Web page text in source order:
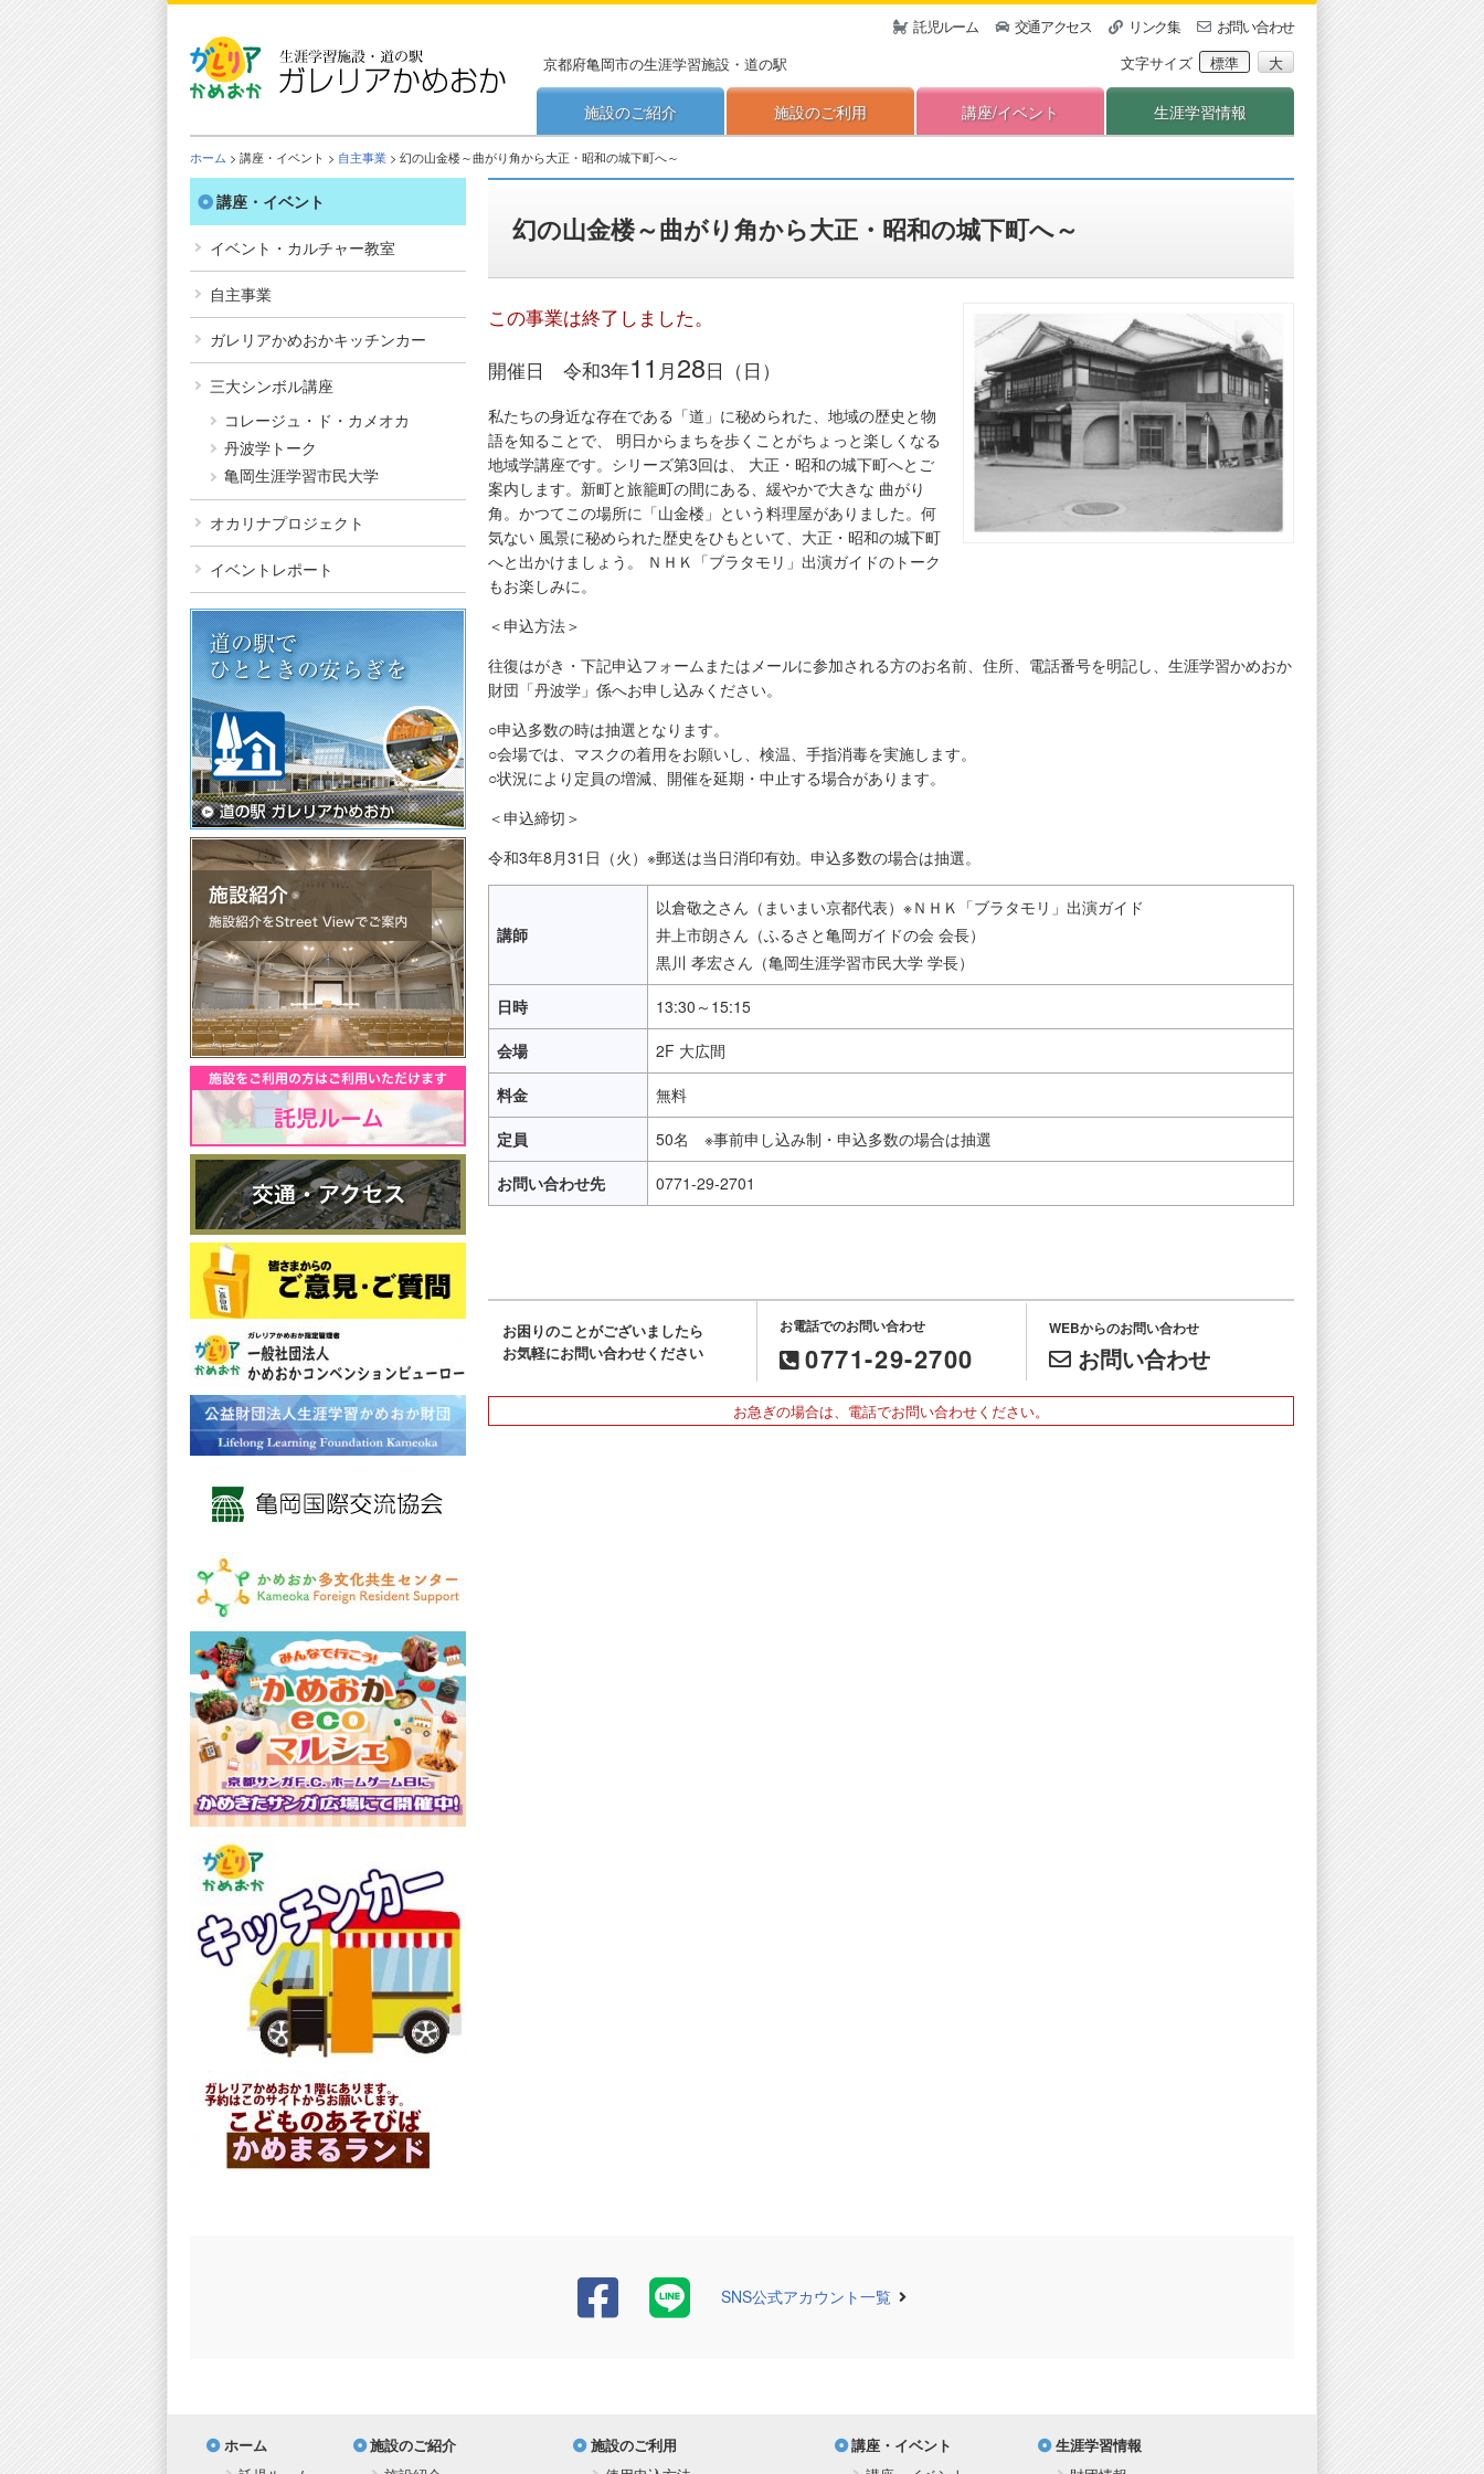
京都府亀岡市の生涯学習施設・道の駅
託児ルーム 交通アクセス リンク集
お問い合わせ
文字サイズ
標準 大
施設のご紹介 施設のご利用 講座/イベント 生涯学習情報
ホーム > 講座・イベント > 自主事業 > 幻の山金楼～曲がり角から大正・昭和の城下町へ～
幻の山金楼～曲がり角から大正・昭和の城下町へ～
この事業は終了しました。
開催日 令和3年11 月28日（日）
私たちの身近な存在である「道」に秘められた、地域の歴史と物
語を知ることで、 明日からまちを歩くことがちょっと楽しくなる
地域学講座です。シリーズ第3回は、 大正・昭和の城下町へとご
案内します。新町と旅籠町の間にある、緩やかで大きな 曲がり
角。かつてこの場所に「山金楼」という料理屋がありました。何
気ない 風景に秘められた歴史をひもといて、大正・昭和の城下町
へと出かけましょう。 ＮＨＫ「ブラタモリ」出演ガイドのトーク
もお楽しみに。
＜申込方法＞
往復はがき・下記申込フォームまたはメールに参加される方のお名前、住所、電話番号を明記し、生涯学習かめおか
財団「丹波学」係へお申し込みください。
○申込多数の時は抽選となります。
○会場では、マスクの着用をお願いし、検温、手指消毒を実施します。
○状況により定員の増減、開催を延期・中止する場合があります。
＜申込締切＞
令和3年8月31日（火）※郵送は当日消印有効。申込多数の場合は抽選。
講師
以倉敬之さん（まいまい京都代表）※ＮＨＫ「ブラタモリ」出演ガイド
井上市朗さん（ふるさと亀岡ガイドの会 会長）
黒川 孝宏さん（亀岡生涯学習市民大学 学長）
日時
13:30～15:15
会場
2F 大広間
料金
無料
定員
50名 ※事前申し込み制・申込多数の場合は抽選
お問い合わせ先
0771-29-2701
お困りのことがございましたら
お気軽にお問い合わせください
お電話でのお問い合わせ
0771-29-2700
WEBからのお問い合わせ
お問い合わせ
お急ぎの場合は、電話でお問い合わせください。
講座・イベント
イベント・カルチャー教室
自主事業
ガレリアかめおかキッチンカー
三大シンボル講座
コレージュ・ド・カメオカ
丹波学トーク
亀岡生涯学習市民大学
オカリナプロジェクト
イベントレポート
SNS公式アカウント一覧
ホーム
施設のご紹介
施設のご利用
講座・イベント
生涯学習情報